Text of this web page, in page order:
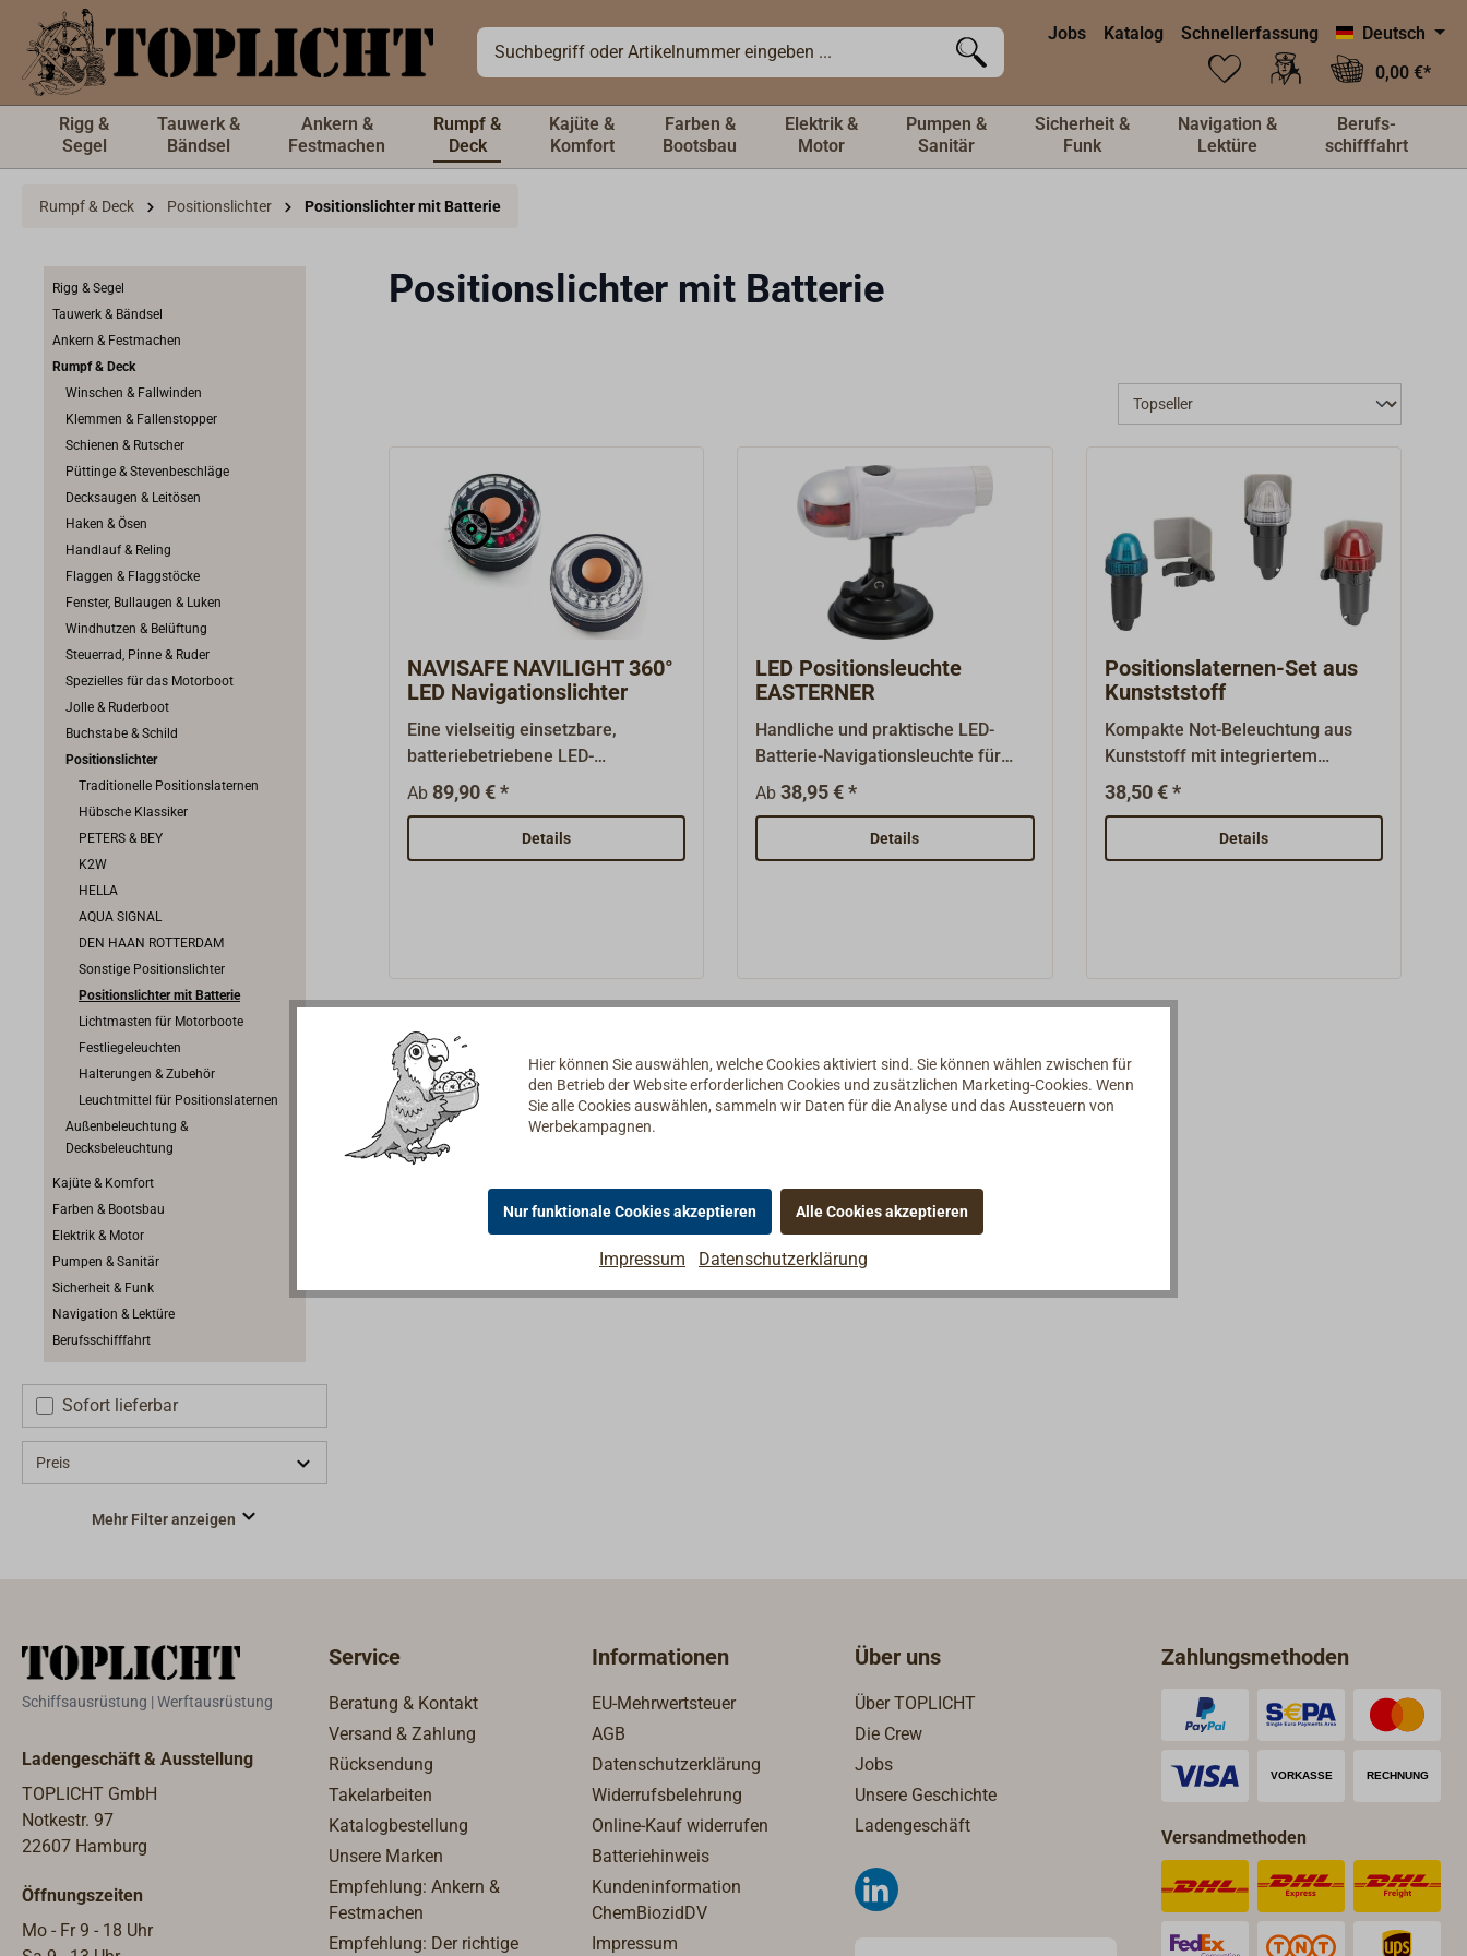
springen Jobs Katalog Schnellerfassung
Deutsch
0,00 €*
Rigg &
Segel
Tauwerk &
Bändsel
Ankern &
Festmachen
Rumpf &
Deck
Kajüte &
Komfort
Farben &
Bootsbau
Elektrik &
Motor
Pumpen &
Sanitär
Sicherheit &
Funk
Navigation &
Lektüre
Berufs-
schifffahrt
Rumpf & Deck Positionslichter Positionslichter mit Batterie
Rigg & Segel
Tauwerk & Bändsel
Ankern & Festmachen
Rumpf & Deck
Winschen & Fallwinden
Klemmen & Fallenstopper
Schienen & Rutscher
Püttinge & Stevenbeschläge
Decksaugen & Leitösen
Haken & Ösen
Handlauf & Reling
Flaggen & Flaggstöcke
Fenster, Bullaugen & Luken
Windhutzen & Belüftung
Steuerrad, Pinne & Ruder
Spezielles für das Motorboot
Jolle & Ruderboot
Buchstabe & Schild
Positionslichter
Traditionelle Positionslaternen
Hübsche Klassiker
PETERS & BEY
K2W
HELLA
AQUA SIGNAL
DEN HAAN ROTTERDAM
Sonstige Positionslichter
Positionslichter mit Batterie
Lichtmasten für Motorboote
Festliegeleuchten
Halterungen & Zubehör
Leuchtmittel für Positionslaternen
Außenbeleuchtung &
Decksbeleuchtung
Kajüte & Komfort
Farben & Bootsbau
Elektrik & Motor
Pumpen & Sanitär
Sicherheit & Funk
Navigation & Lektüre
Berufsschifffahrt
Sofort lieferbar
Preis
Mehr Filter anzeigen
Positionslichter mit Batterie
NAVISAFE NAVILIGHT 360°
LED Navigationslichter
Eine vielseitig einsetzbare,
batteriebetriebene LED-
Positionsleuchte, die mit ihrer
kompakten Form und geringem
Gesamtgewicht von 155g
besonders bei kleinen Dinghys,
20 m Tiefe.Mit der magnetischen
Unterseite und der zugehörigen
Magnetplatte lässt sich die LED-
Leuchte entweder fest montieren
oder zwischen einem dünnen
klemmen. Passende Navilight-
Halterungen finden Sie weiter
unten unter "Zubehör". Die
Seitenlicht (grün/rot)112,5°
Hecklicht (weiß)
Ab 89,90 € *
Details
LED Positionsleuchte
EASTERNER
Handliche und praktische LED-
Batterie-Navigationsleuchte für
Boote unter 7,00m Länge und unter
7 kn Geschwindigkeit (Eine BSH-
Zulassung liegt nicht vor). Weißes
Gehäuse und Linse aus Kunststoff
Ab38,95 € *
Details
Positionslaternen-Set aus
Kunstststoff
Kompakte Not-Beleuchtung aus
Kunststoff mit integriertem
Reflektor, ohne Zulassung. Das Set
umfasst ein Hecklicht, sowie eine
Backbord- und Steuerbordlaterne,
mit Halterung und
mm.
38,50 € *
Details
Schiffsausrüstung | Werftausrüstung
Ladengeschäft & Ausstellung
TOPLICHT GmbH
Notkestr. 97
22607 Hamburg
Öffnungszeiten
Mo - Fr 9 - 18 Uhr
Service
Beratung & Kontakt
Versand & Zahlung
Rücksendung
Takelarbeiten
Katalogbestellung
Unsere Marken
Empfehlung: Ankern &
Festmachen
Empfehlung: Der richtige
Informationen
EU-Mehrwertsteuer
AGB
Datenschutzerklärung
Widerrufsbelehrung
Online-Kauf widerrufen
Batteriehinweis
Kundeninformation
ChemBiozidDV
Impressum
Über uns
Über TOPLICHT
Die Crew
Jobs
Unsere Geschichte
Ladengeschäft
Zahlungsmethoden
Versandmethoden
Hier können Sie auswählen, welche Cookies aktiviert sind. Sie können wählen zwischen für
den Betrieb der Website erforderlichen Cookies und zusätzlichen Marketing-Cookies. Wenn
Sie alle Cookies auswählen, sammeln wir Daten für die Analyse und das Aussteuern von
Werbekampagnen.
Nur funktionale Cookies akzeptieren Alle Cookies akzeptieren
Impressum Datenschutzerklärung